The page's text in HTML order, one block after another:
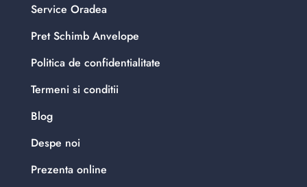
Service Oradea
Pret Schimb Anvelope
Politica de confidentialitate
Termeni si conditii
Blog
Despe noi
Prezenta online